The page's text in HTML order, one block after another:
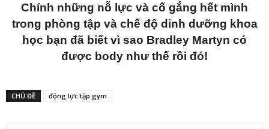
Chính những nỗ lực và cố gắng hết mình
trong phòng tập và chế độ dinh dưỡng khoa
học bạn đã biết vì sao Bradley Martyn có
được body như thế rồi đó!
CHỦ ĐỀ động lực tập gym